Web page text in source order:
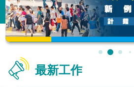
最新工作